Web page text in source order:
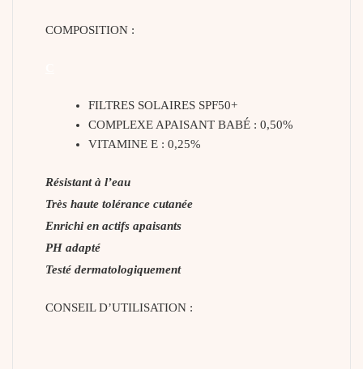
COMPOSITION :
FILTRES SOLAIRES SPF50+
COMPLEXE APAISANT BABÉ : 0,50%
VITAMINE E : 0,25%
Résistant à l’eau
Très haute tolérance cutanée
Enrichi en actifs apaisants
PH adapté
Testé dermatologiquement
CONSEIL D’UTILISATION :